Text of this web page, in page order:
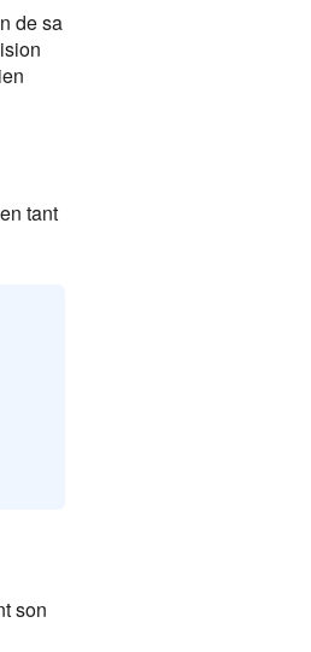
de sa
tant
son